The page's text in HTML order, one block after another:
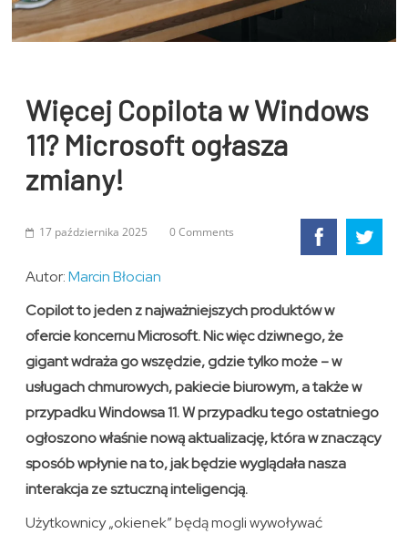
Więcej Copilota w Windows
11? Microsoft ogłasza
zmiany!
17 października 2025 0 Comments
Autor:Marcin Błocian
Copilot to jeden z najważniejszych produktów w
ofercie koncernu Microsoft. Nic więc dziwnego, że
gigant wdraża go wszędzie, gdzie tylko może – w
usługach chmurowych, pakiecie biurowym, a także w
przypadku Windowsa 11. W przypadku tego ostatniego
ogłoszono właśnie nową aktualizację, która w znaczący
sposób wpłynie na to, jak będzie wyglądała nasza
interakcja ze sztuczną inteligencją.
Użytkownicy „okienek” będą mogli wywoływać